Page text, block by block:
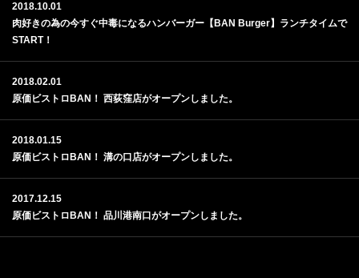
2018.10.01
肉好きの為の今すぐ中毒になるハンバーガー【BAN Burger】ランチタイムで
START！
2018.02.01
原価ビストロBAN！ 西荻窪店がオープンしました。
2018.01.15
原価ビストロBAN！ 溝の口店がオープンしました。
2017.12.15
原価ビストロBAN！ 品川港南口がオープンしました。